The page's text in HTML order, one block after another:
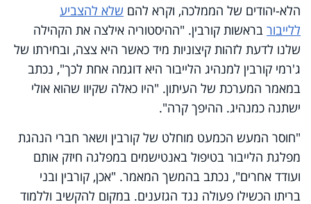
הלא-יהודים של הממלכה, וקרא להם שלא להצביע
ללייבור בראשות קורבין. "ההיסטוריה אילצה את הקהילה
שלנו לדעת לזהות קיצוניות מיד כאשר היא צצה, ובחירתו של
ג'רמי קורבין למנהיג הלייבור היא דוגמה אחת לכך", נכתב
במאמר המערכת של העיתון. "היו כאלה שקיוו שהוא אולי
ישתנה כמנהיג. ההיפך קרה".
"חוסר המעש הכמעט מוחלט של קורבין ושאר חברי הנהגת
מפלגת הלייבור בטיפול באנטישמים במפלגה חיזק אותם
ועודד אחרים", נכתב בהמשך המאמר. "אכן, קורבין ובני
בריתו הכשילו פעולה נגד הגזענים. במקום להקשיב וללמוד